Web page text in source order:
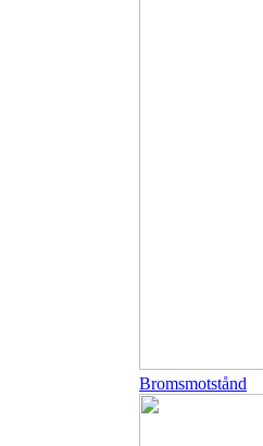
Bromsmotstånd